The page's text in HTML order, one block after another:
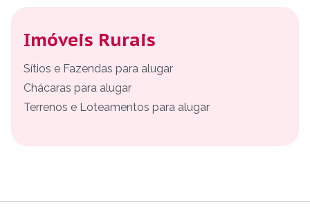
Imóveis Rurais
Sítios e Fazendas para alugar
Chácaras para alugar
Terrenos e Loteamentos para alugar